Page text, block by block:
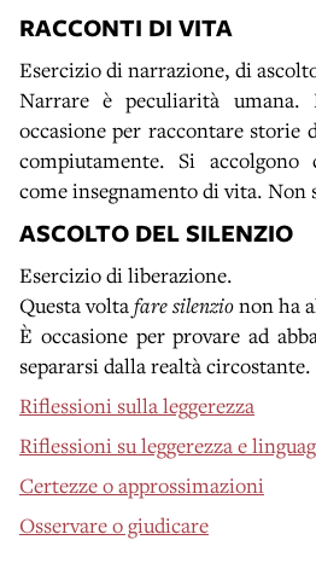
RACCONTI DI VITA
Esercizio di narrazione, di
Narrare è peculiarità umana.
occasione per raccontare
compiutamente. Si
come insegnamento di vita. Non
ASCOLTO DEL SILENZIO
Esercizio di liberazione.
Questa voltafare silenzionon ha
È occasione per provare ad
separarsi dalla realtà circostante.
Riflessioni sulla leggerezza
Riflessioni su leggerezza e
Certezze o approssimazioni
Osservare o giudicare